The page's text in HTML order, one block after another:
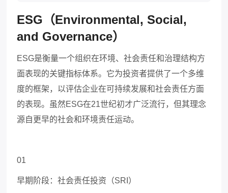
ESG （Environmental, Social,
and Governance）
ESG是衡量一个组织在环境、社会责任和治理结构方
面表现的关键指标体系。它为投资者提供了一个多维
度的框架，以评估企业在可持续发展和社会责任方面
的表现。虽然ESG在21世纪初才广泛流行，但其理念
源自更早的社会和环境责任运动。
01
早期阶段：社会责任投资（SRI ）